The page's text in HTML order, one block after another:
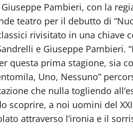
Pambieri, con la
teatro per il debutto di
rivisitato in una chiave
e Giuseppe Pambieri.
questa prima stagione, sia
Uno, Nessuno”
che nulla togliendo
scoprire, a noi uomini del
attraverso l’ironia e il